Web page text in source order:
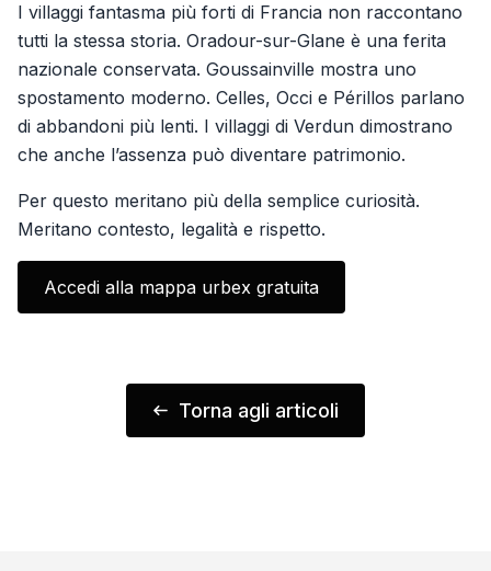
I villaggi fantasma più forti di Francia non raccontano
tutti la stessa storia. Oradour-sur-Glane è una ferita
nazionale conservata. Goussainville mostra uno
spostamento moderno. Celles, Occi e Périllos parlano
di abbandoni più lenti. I villaggi di Verdun dimostrano
che anche l’assenza può diventare patrimonio.
Per questo meritano più della semplice curiosità.
Meritano contesto, legalità e rispetto.
Accedi alla mappa urbex gratuita
Torna agli articoli